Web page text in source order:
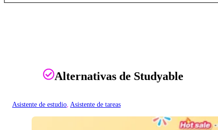
Alternativas de Studyable
Asistente de estudio, Asistente de tareas